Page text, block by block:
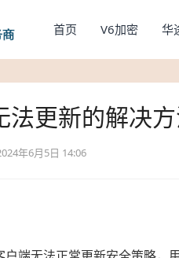
首页 V6加密 华
法更新的解决
年6月5日 14:06